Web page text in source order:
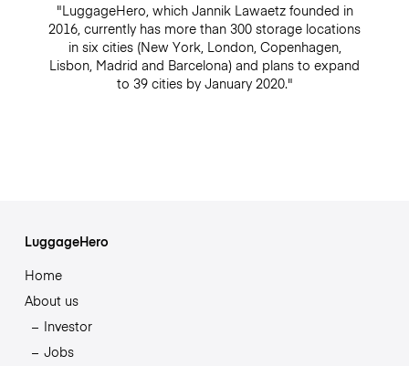
"LuggageHero, which Jannik Lawaetz founded in
2016, currently has more than 300 storage locations
in six cities (New York, London, Copenhagen,
Lisbon, Madrid and Barcelona) and plans to expand
to 39 cities by January 2020."
LuggageHero
Home
About us
Investor
Jobs